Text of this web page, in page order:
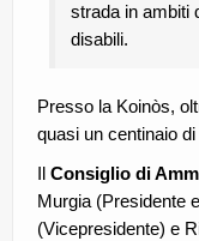
strada in ambiti
disabili.
Presso la Koinòs,
quasi un centinaio
Il Consiglio di
Murgia (Presidente
(Vicepresidente) e